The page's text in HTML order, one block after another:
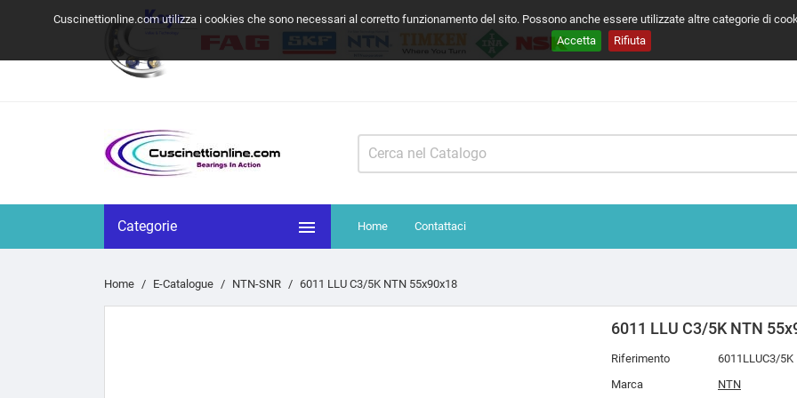
Cuscinettionline.com utilizza i cookies che sono necessari al corretto funzionamento del sito. Possono anche essere utilizzate altre categorie di
Accetta
Rifiuta
Categorie  Home Contattaci
Home E-Catalogue NTN-SNR 6011 LLU C3/5K NTN 55x90x18
6011 LLU C3/5K NTN
Riferimento
6011LLUC3/5K
Marca
NTN